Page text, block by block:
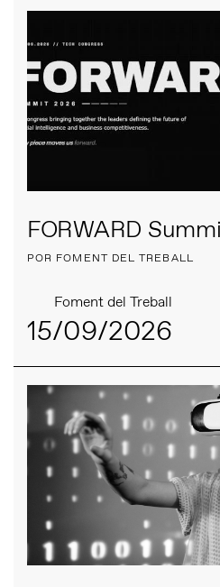
FORWARD
POR FOMENT DEL TREBALL
Foment del Treball
15/09/2026